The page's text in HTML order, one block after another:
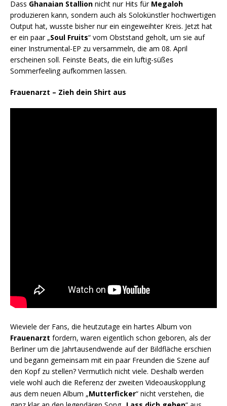
Dass Ghanaian Stallion nicht nur Hits für Megaloh
produzieren kann, sondern auch als Solokünstler hochwertigen
Output hat, wusste bisher nur ein eingeweihter Kreis. Jetzt hat
er ein paar „Soul Fruits“ vom Obststand geholt, um sie auf
einer Instrumental-EP zu versammeln, die am 08. April
erscheinen soll. Feinste Beats, die ein luftig-süßes
Sommerfeeling aufkommen lassen.
Frauenarzt – Zieh dein Shirt aus
Wieviele der Fans, die heutzutage ein hartes Album von
Frauenarzt fordern, waren eigentlich schon geboren, als der
Berliner um die Jahrtausendwende auf der Bildfläche erschien
und begann gemeinsam mit ein paar Freunden die Szene auf
den Kopf zu stellen? Vermutlich nicht viele. Deshalb werden
viele wohl auch die Referenz der zweiten Videoauskopplung
aus dem neuen Album „Mutterficker“ nicht verstehen, die